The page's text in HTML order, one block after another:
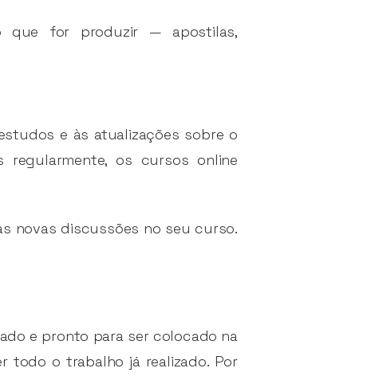
que for produzir — apostilas,
e às atualizações sobre o
regularmente, os cursos online
novas discussões no seu curso.
e pronto para ser colocado na
todo o trabalho já realizado. Por